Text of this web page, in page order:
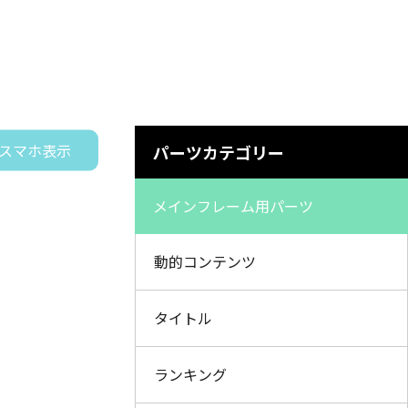
スマホ表示 パーツカテゴリー
メインフレーム用パーツ
動的コンテンツ
タイトル
ランキング